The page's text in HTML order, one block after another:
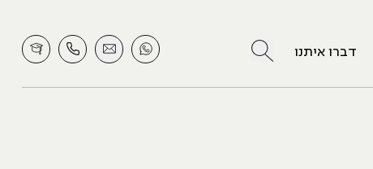
דברו איתנו לחץ לחיפוש